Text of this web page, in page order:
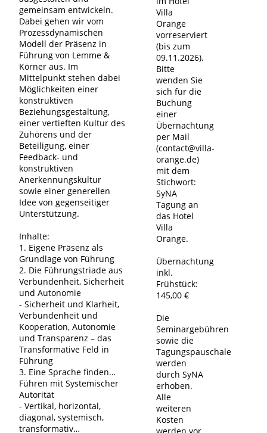
gemeinsam entwickeln.
Dabei gehen wir vom
Prozessdynamischen
Modell der Präsenz in
Führung von Lemme &
Körner aus. Im
Mittelpunkt stehen dabei
Möglichkeiten einer
konstruktiven
Beziehungsgestaltung,
einer vertieften Kultur des
Zuhörens und der
Beteiligung, einer
Feedback- und
konstruktiven
Anerkennungskultur
sowie einer generellen
Idee von gegenseitiger
Unterstützung.
Inhalte:
1. Eigene Präsenz als
Grundlage von Führung
2. Die Führungstriade aus
Verbundenheit, Sicherheit
und Autonomie
- Sicherheit und Klarheit,
Verbundenheit und
Kooperation, Autonomie
und Transparenz – das
Transformative Feld in
Führung
3. Eine Sprache finden…
Führen mit Systemischer
Autorität
- Vertikal, horizontal,
diagonal, systemisch,
transformativ…
Villa
Orange
vorreserviert
(bis zum
09.11.2026).
Bitte
wenden Sie
sich für die
Buchung
einer
Übernachtung
per Mail
(contact@villa-
orange.de)
mit dem
Stichwort:
SyNA
Tagung an
das Hotel
Villa
Orange.
Übernachtung
inkl.
Frühstück:
145,00 €
Die
Seminargebühren
sowie die
Tagungspauschale
werden
durch SyNA
erhoben.
Alle
weiteren
Kosten